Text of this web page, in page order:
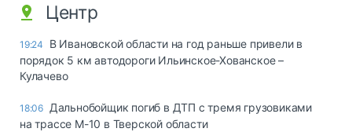
Центр
19:24
В Ивановской области на год раньше привели в
порядок 5 км автодороги Ильинское-Хованское –
Кулачево
18:06 Дальнобойщик погиб в ДТП с тремя грузовиками
на трассе М-10 в Тверской области